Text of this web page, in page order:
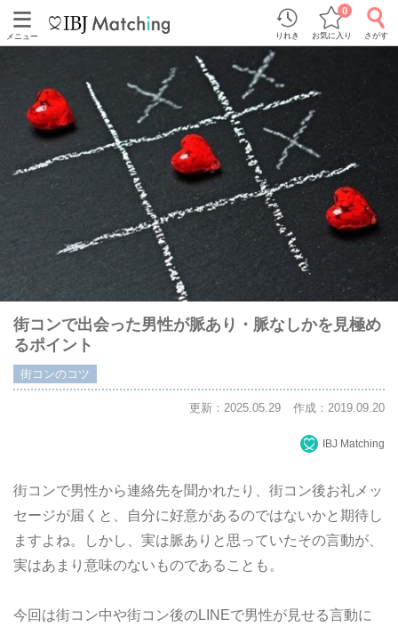
メニュー りれき お気に入り
0
さがす
街コンで出会った男性が脈あり・脈なしかを見極め
るポイント
街コンのコツ
更新：2025.05.29 作成：2019.09.20
IBJ Matching
街コンで男性から連絡先を聞かれたり、街コン後お礼メッ
セージが届くと、自分に好意があるのではないかと期待し
ますよね。しかし、実は脈ありと思っていたその言動が、
実はあまり意味のないものであることも。
今回は街コン中や街コン後のLINEで男性が見せる言動に